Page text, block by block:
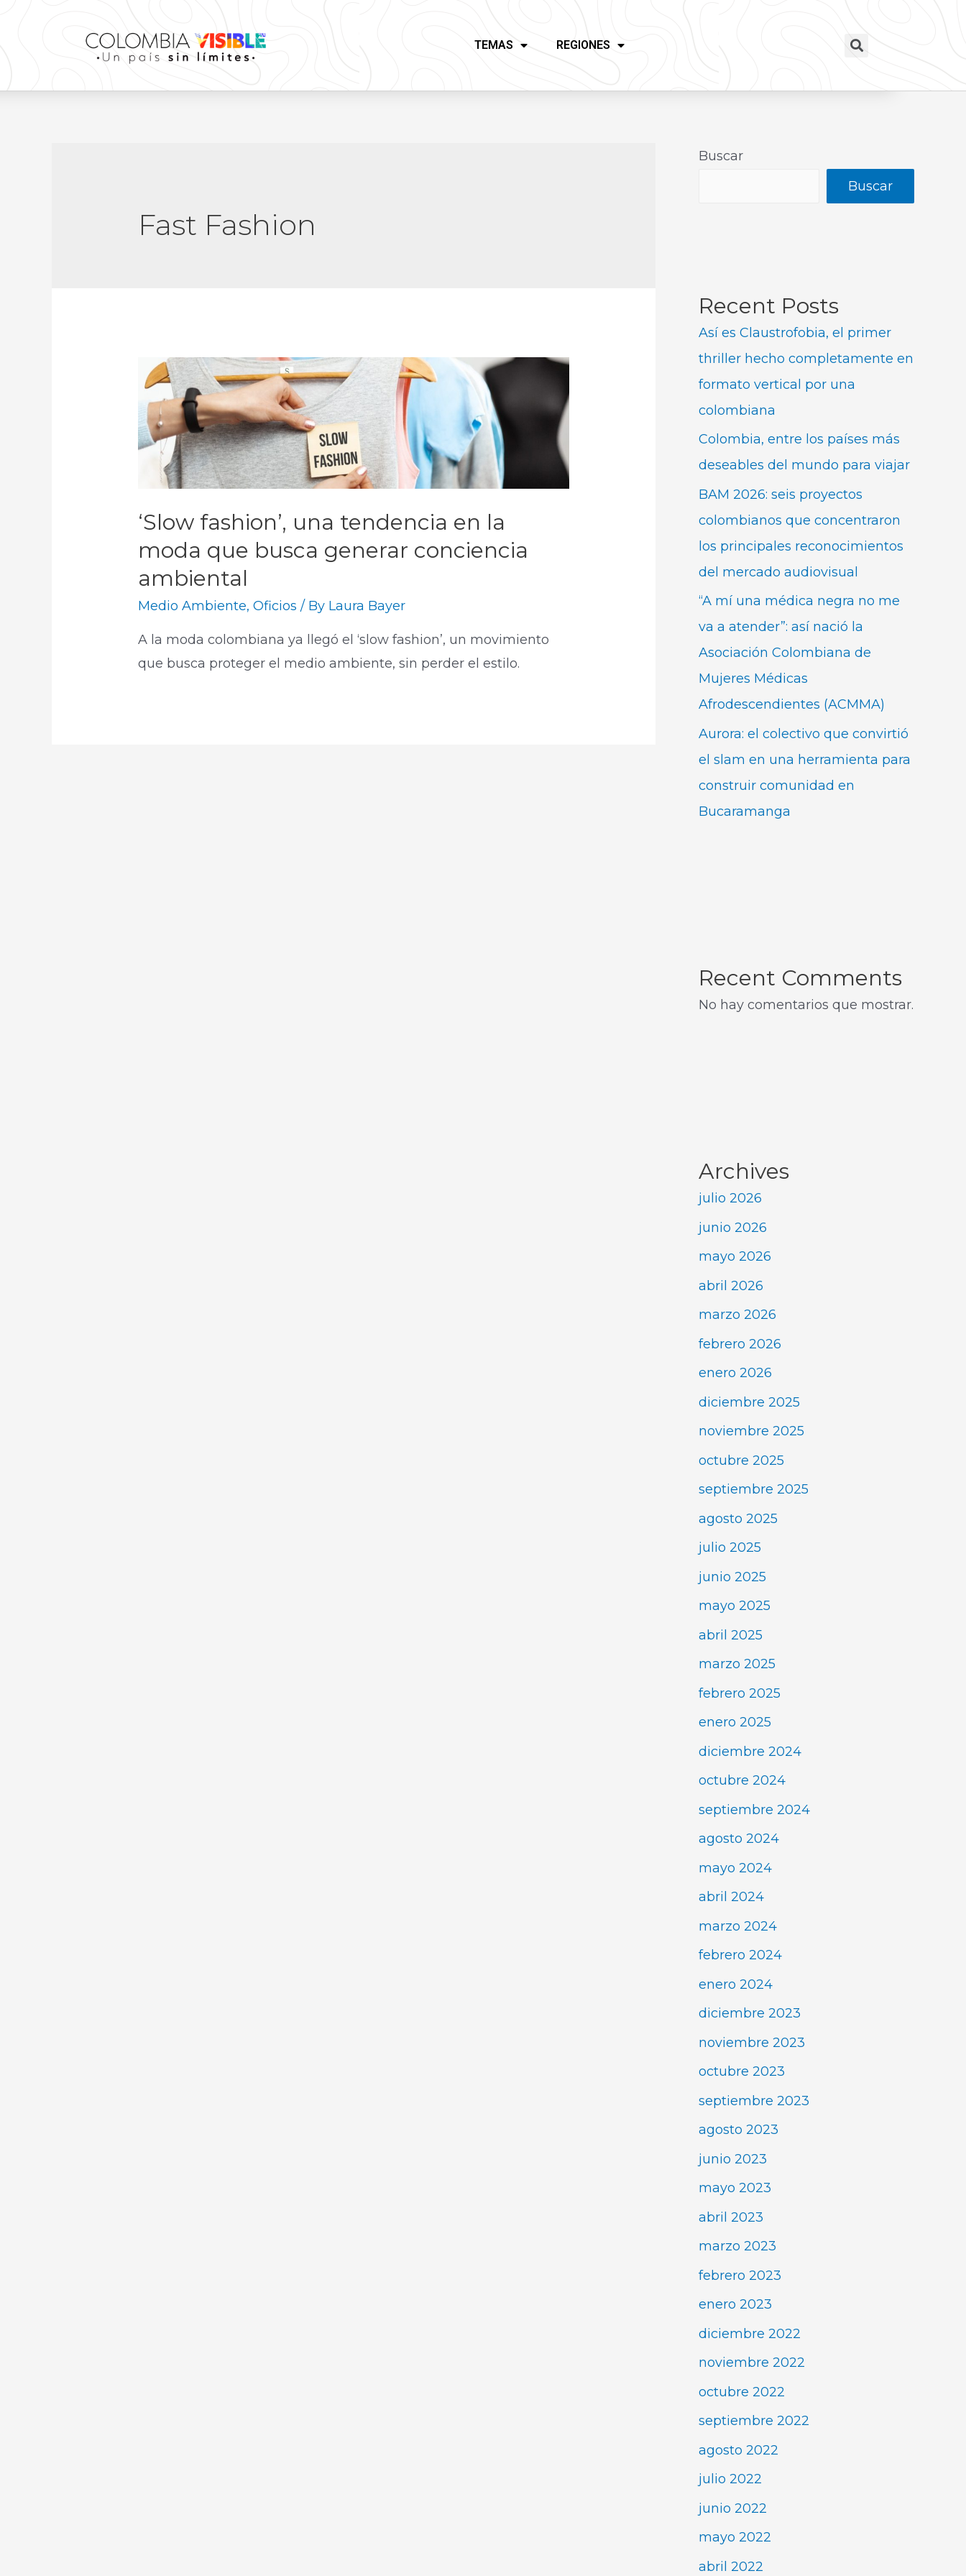
TEMAS REGIONES
Fast Fashion
‘Slow fashion’, una tendencia en la
moda que busca generar conciencia
ambiental
Medio Ambiente,Oficios / By Laura Bayer
A la moda colombiana ya llegó el ‘slow fashion’, un movimiento
que busca proteger el medio ambiente, sin perder el estilo.​
Buscar
Buscar
Recent Posts
Así es Claustrofobia, el primer
thriller hecho completamente en
formato vertical por una
colombiana
Colombia, entre los países más
deseables del mundo para viajar
BAM 2026: seis proyectos
colombianos que concentraron
los principales reconocimientos
del mercado audiovisual
“A mí una médica negra no me
va a atender”: así nació la
Asociación Colombiana de
Mujeres Médicas
Afrodescendientes (ACMMA)
Aurora: el colectivo que convirtió
el slam en una herramienta para
construir comunidad en
Bucaramanga
Recent Comments
No hay comentarios que mostrar.
Archives
julio 2026
junio 2026
mayo 2026
abril 2026
marzo 2026
febrero 2026
enero 2026
diciembre 2025
noviembre 2025
octubre 2025
septiembre 2025
agosto 2025
julio 2025
junio 2025
mayo 2025
abril 2025
marzo 2025
febrero 2025
enero 2025
diciembre 2024
octubre 2024
septiembre 2024
agosto 2024
mayo 2024
abril 2024
marzo 2024
febrero 2024
enero 2024
diciembre 2023
noviembre 2023
octubre 2023
septiembre 2023
agosto 2023
junio 2023
mayo 2023
abril 2023
marzo 2023
febrero 2023
enero 2023
diciembre 2022
noviembre 2022
octubre 2022
septiembre 2022
agosto 2022
julio 2022
junio 2022
mayo 2022
abril 2022